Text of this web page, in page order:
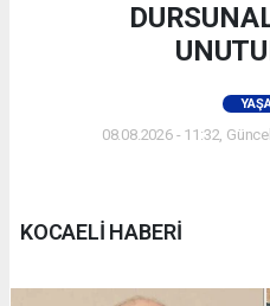
08.08.2026 - 11:32,
KOCAELİ HABERİ